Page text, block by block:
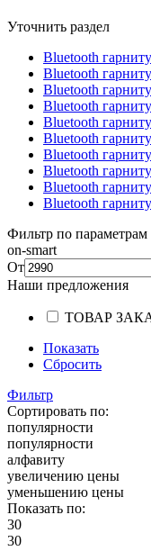
Уточнить раздел
Bluetooth
Bluetooth
Bluetooth
Bluetooth
Bluetooth
Bluetooth
Bluetooth
Bluetooth
Bluetooth
Bluetooth
Фильтр по параметрам
on-smart
От
Наши предложения
ТОВАР
Показать
Сбросить
Фильтр
Сортировать по:
популярности
популярности
алфавиту
увеличению цены
уменьшению цены
Показать по:
30
30